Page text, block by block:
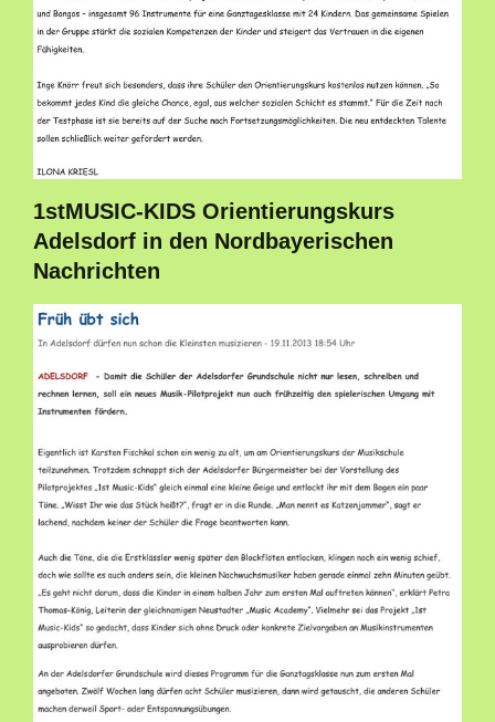
1stMUSIC-KIDS Orientierungskurs
Adelsdorf in den Nordbayerischen
Nachrichten